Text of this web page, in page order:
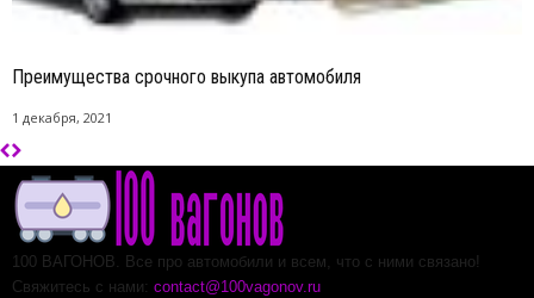
Преимущества срочного выкупа автомобиля
1 декабря, 2021
100 ВАГОНОВ. Все про автомобили и всем, что с ними связано!
Свяжитесь с нами: contact@100vagonov.ru